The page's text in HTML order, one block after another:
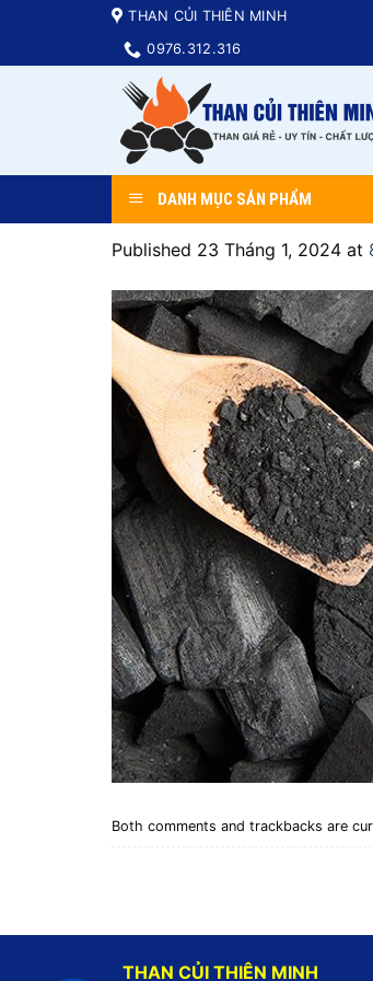
content
THAN CỦI THIÊN MINH
0976.312.316
DANH MỤC SẢN PHẨM
Published 23 Tháng 1, 2024 at
Both comments and trackbacks are
THAN CỦI THIÊN MINH